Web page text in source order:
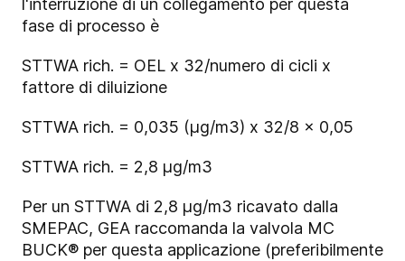
l'interruzione di un collegamento per questa
fase di processo è
STTWA rich. = OEL x 32/numero di cicli x
fattore di diluizione
STTWA rich. = 0,035 (µg/m3) x 32/8 x 0,05
STTWA rich. = 2,8 µg/m3
Per un STTWA di 2,8 µg/m3 ricavato dalla
SMEPAC, GEA raccomanda la valvola MC
BUCK® per questa applicazione (preferibilmente